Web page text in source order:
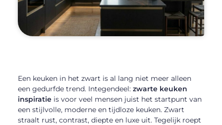
Een keuken in het zwart is al lang niet meer alleen
een gedurfde trend. Integendeel: zwarte keuken
inspiratieis voor veel mensen juist het startpunt van
een stijlvolle, moderne en tijdloze keuken. Zwart
straalt rust, contrast, diepte en luxe uit. Tegelijk roept